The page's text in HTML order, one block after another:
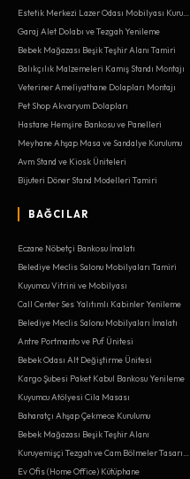
Garaj Alet Dolabı ve Tezgah Yenileme
Bebek Mağazası Beşik Teşhir Alanı Tamiri
Balıkçılık Malzemeleri Kamış Standı Montajı
Veteriner Ameliyathane Dolapları Montajı
Pet Shop Akvaryum Dolapları
Hastane Hemşire Bankosu ve Panelleri
Meyhane Ahşap Masa ve Sandalye Kurulumu
Avm Stand ve Kiosk Üniteleri
Bijuteri Döner Stand Modelleri Tamiri
BAĞCILAR
Eczane Nöbetçi Bankosu İmalatı
Belediye Meclis Salonu Mobilyaları Tamiri
Kuyumcu Vitrini ve Mobilyası
Call Center Ses Yalıtımlı Kabinler Yenileme
Belediye Meclis Salonu Mobilyaları İmalatı
Antre Portmanto ve Puf Ünitesi
Bebek Odası Alt Değiştirme Ünitesi
Kargo Şubesi Paket Kabul Bankosu Yenileme
Kuyumcu Atölyesi Cila Masası
Baharatçı Ahşap Çekmece Kurulumu
Bebek Mağazası Beşik Teşhir Alanı
Ev Ofis (Home Office) Kütüphane